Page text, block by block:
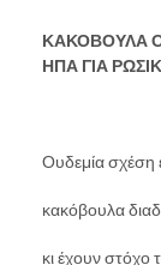
ΚΑΚΟΒΟΥΛΑ
ΗΠΑ ΓΙΑ
Ουδεμία σχέση
κακόβουλα
κι έχουν